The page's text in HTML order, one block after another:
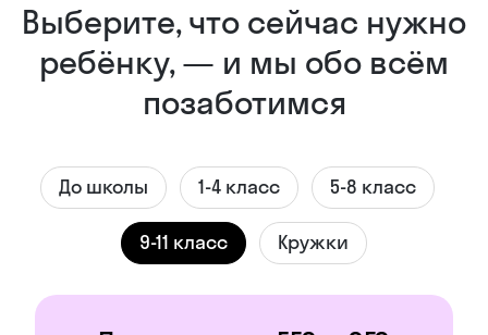
Выберите, что сейчас нужно
ребёнку, — и мы обо всём
позаботимся
До школы 1-4 класс 5-8 класс
9-11 класс Кружки